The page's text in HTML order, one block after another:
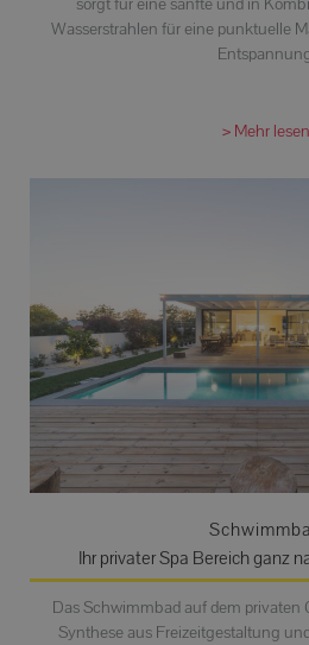
Wasserstrahlen für eine punktuelle
> Mehr lesen
Ihr privater Spa Bereich ganz
Das Schwimmbad auf dem privaten
Synthese aus Freizeitgestaltung